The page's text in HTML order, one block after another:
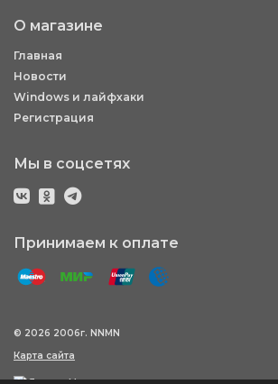
О магазине
Главная
Новости
Windows и лайфхаки
Регистрация
Мы в соцсетях
Принимаем к оплате
© 2026 2006г. NNMN
Карта сайта